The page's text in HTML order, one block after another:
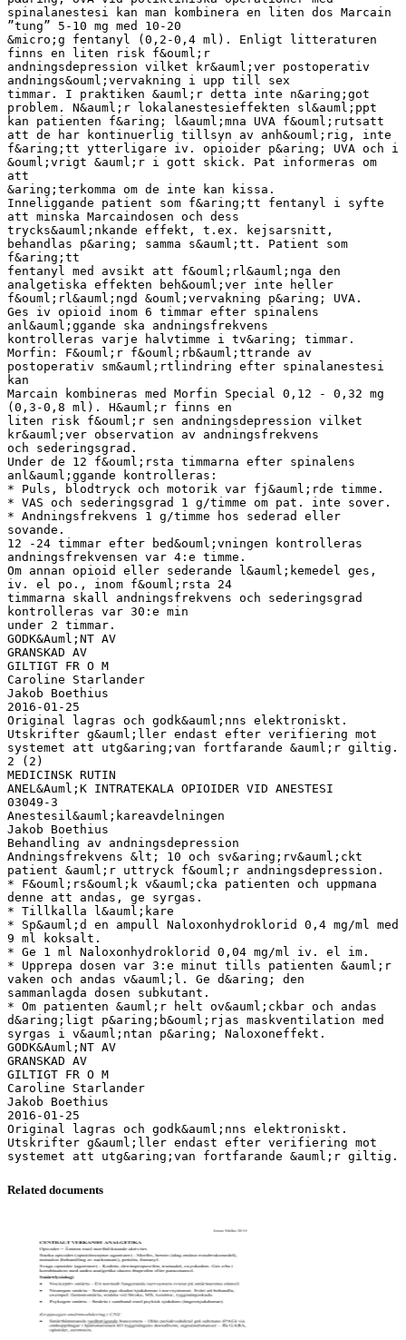
spinalanestesi kan man kombinera en liten dos Marcain
”tung” 5-10 mg med 10-20
&micro;g fentanyl (0,2-0,4 ml). Enligt litteraturen
finns en liten risk f&ouml;r
andningsdepression vilket kr&auml;ver postoperativ
andnings&ouml;vervakning i upp till sex
timmar. I praktiken &auml;r detta inte n&aring;got
problem. N&auml;r lokalanestesieffekten sl&auml;ppt
kan patienten f&aring; l&auml;mna UVA f&ouml;rutsatt
att de har kontinuerlig tillsyn av anh&ouml;rig, inte
f&aring;tt ytterligare iv. opioider p&aring; UVA och i
&ouml;vrigt &auml;r i gott skick. Pat informeras om
att
&aring;terkomma om de inte kan kissa.
Inneliggande patient som f&aring;tt fentanyl i syfte
att minska Marcaindosen och dess
trycks&auml;nkande effekt, t.ex. kejsarsnitt,
behandlas p&aring; samma s&auml;tt. Patient som
f&aring;tt
fentanyl med avsikt att f&ouml;rl&auml;nga den
analgetiska effekten beh&ouml;ver inte heller
f&ouml;rl&auml;ngd &ouml;vervakning p&aring; UVA.
Ges iv opioid inom 6 timmar efter spinalens
anl&auml;ggande ska andningsfrekvens
kontrolleras varje halvtimme i tv&aring; timmar.
Morfin: F&ouml;r f&ouml;rb&auml;ttrande av
postoperativ sm&auml;rtlindring efter spinalanestesi
kan
Marcain kombineras med Morfin Special 0,12 - 0,32 mg
(0,3-0,8 ml). H&auml;r finns en
liten risk f&ouml;r sen andningsdepression vilket
kr&auml;ver observation av andningsfrekvens
och sederingsgrad.
Under de 12 f&ouml;rsta timmarna efter spinalens
anl&auml;ggande kontrolleras:
* Puls, blodtryck och motorik var fj&auml;rde timme.
* VAS och sederingsgrad 1 g/timme om pat. inte sover.
* Andningsfrekvens 1 g/timme hos sederad eller
sovande.
12 -24 timmar efter bed&ouml;vningen kontrolleras
andningsfrekvensen var 4:e timme.
Om annan opioid eller sederande l&auml;kemedel ges,
iv. el po., inom f&ouml;rsta 24
timmarna skall andningsfrekvens och sederingsgrad
kontrolleras var 30:e min
under 2 timmar.
GODK&Auml;NT AV
GRANSKAD AV
GILTIGT FR O M
Caroline Starlander
Jakob Boethius
2016-01-25
Original lagras och godk&auml;nns elektroniskt.
Utskrifter g&auml;ller endast efter verifiering mot
systemet att utg&aring;van fortfarande &auml;r giltig.
2 (2)
MEDICINSK RUTIN
ANEL&Auml;K INTRATEKALA OPIOIDER VID ANESTESI
03049-3
Anestesil&auml;kareavdelningen
Jakob Boethius
Behandling av andningsdepression
Andningsfrekvens &lt; 10 och sv&aring;rv&auml;ckt
patient &auml;r uttryck f&ouml;r andningsdepression.
* F&ouml;rs&ouml;k v&auml;cka patienten och uppmana
denne att andas, ge syrgas.
* Tillkalla l&auml;kare
* Sp&auml;d en ampull Naloxonhydroklorid 0,4 mg/ml med
9 ml koksalt.
* Ge 1 ml Naloxonhydroklorid 0,04 mg/ml iv. el im.
* Upprepa dosen var 3:e minut tills patienten &auml;r
vaken och andas v&auml;l. Ge d&aring; den
sammanlagda dosen subkutant.
* Om patienten &auml;r helt ov&auml;ckbar och andas
d&aring;ligt p&aring;b&ouml;rjas maskventilation med
syrgas i v&auml;ntan p&aring; Naloxoneffekt.
GODK&Auml;NT AV
GRANSKAD AV
GILTIGT FR O M
Caroline Starlander
Jakob Boethius
2016-01-25
Original lagras och godk&auml;nns elektroniskt.
Utskrifter g&auml;ller endast efter verifiering mot
Related documents